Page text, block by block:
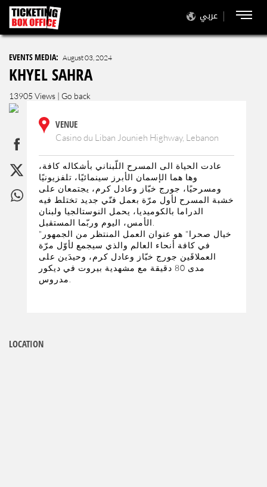
عربي
EVENTS MEDIA: August 03, 2024
KHYEL SAHRA
13905 Views | Go back
VENUE
Casino du Liban Jounieh Highway, Lebanon
عادت الحياة الى المسرح اللّبناني بأشكاله كافة،
وها هما الإسمان الأبرز سينمائيًا، تلفزيونيًا
ومسرحيًا، جورج خبّاز وعادل كرم، يجتمعان على
خشبة المسرح لأول مرّة بعمل فنّي جديد تختلط فيه
الدراما بالكوميديا، يحمل النوستالجيا ولبنان
"خيال صحرا" هو عنوان العمل المنتظر من الجمهور
في كافة أنحاء العالم والذي سيجمع لأوّل مرّة
العملاقَين جورج خبّاز وعادل كرم، وحيدَين على
مدى 80 دقيقة مع مشهدية بيروت في ديكور
LOCATION